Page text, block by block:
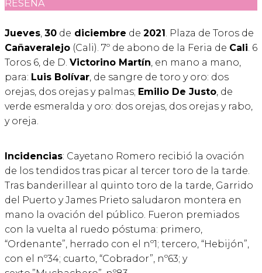
RESEÑA
Jueves, 30 de diciembre de 2021. Plaza de Toros de
Cañaveralejo (Cali). 7º de abono de la Feria de Cali. 6
Toros 6, de D. Victorino Martín, en mano a mano,
para: Luis Bolívar, de sangre de toro y oro: dos
orejas, dos orejas y palmas; Emilio De Justo, de
verde esmeralda y oro: dos orejas, dos orejas y rabo,
y oreja.
Incidencias: Cayetano Romero recibió la ovación
de los tendidos tras picar al tercer toro de la tarde.
Tras banderillear al quinto toro de la tarde, Garrido
del Puerto y James Prieto saludaron montera en
mano la ovación del público. Fueron premiados
con la vuelta al ruedo póstuma: primero,
“Ordenante”, herrado con el nº1; tercero, “Hebijón”,
con el nº34; cuarto, “Cobrador”, nº63; y